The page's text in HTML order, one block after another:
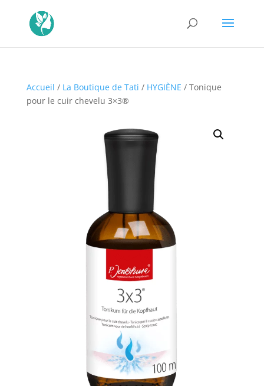
Accueil / La Boutique de Tati / HYGIÈNE / Tonique
pour le cuir chevelu 3×3®